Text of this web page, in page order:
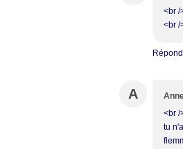
<br /
<br /
A
<br /
tu